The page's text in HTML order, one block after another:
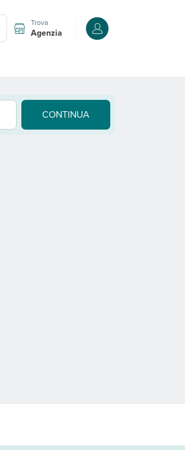
Trova
Agenzia Accedi o registrati
CONTINUA